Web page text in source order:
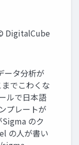
DigitalCube
ータ分析が
でこわくな
ルで日本語
プレートが
のク
の人が書い